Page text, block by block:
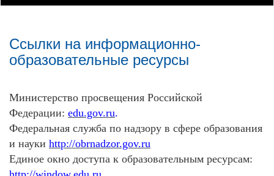
Ссылки на информационно-
образовательные ресурсы
Министерство просвещения Российской
Федерации: edu.gov.ru.
Федеральная служба по надзору в сфере образования
и науки http://obrnadzor.gov.ru
Единое окно доступа к образовательным ресурсам: